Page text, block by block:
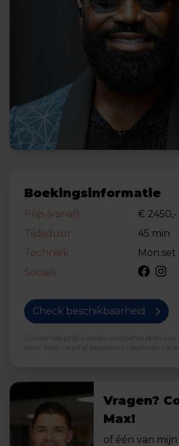
Boekingsinformatie
Prijs (vanaf)
€ 2450,-
Tijdsduur
45 min
Techniek
Mon.set
Socials
Check beschikbaarheid
Genoemde prijs is onder voorbehoud en kan
soort feest / aantal bezoekers / techniek
Vragen?
Max!
of één van